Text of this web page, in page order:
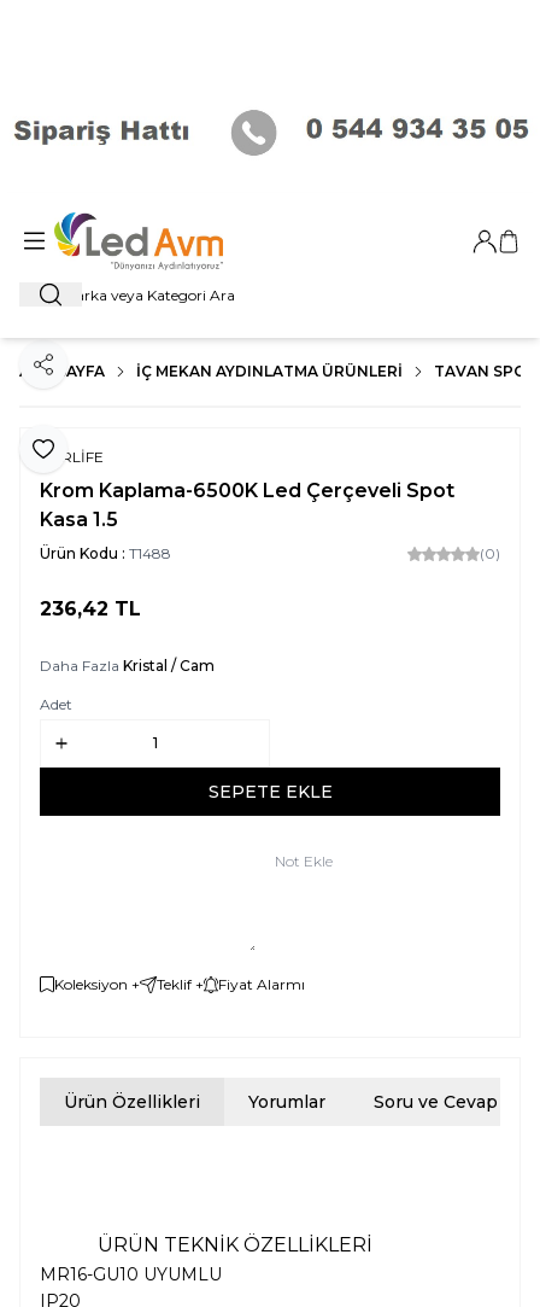
Ara
Giriş
ANA SAYFA İÇ MEKAN AYDINLATMA ÜRÜNLERI TAVAN SPOT
Favoriye Ekle
Paylaş
FORLİFE
Krom Kaplama-6500K Led Çerçeveli Spot
Kasa 1.5
Ürün Kodu : T1488 (0)
236,42 TL
Daha Fazla Kristal / Cam
Adet
SEPETE EKLE
Not Ekle
Koleksiyon + Teklif + Fiyat Alarmı
Ürün Özellikleri Yorumlar Soru ve Cevap
ÜRÜN TEKNİK ÖZELLİKLERİ
MR16-GU10 UYUMLU
IP20